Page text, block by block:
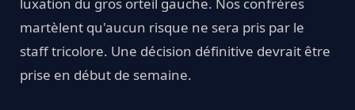
luxation du gros orteil gauche. Nos confrères
martèlent qu'aucun risque ne sera pris par le
staff tricolore. Une décision définitive devrait être
prise en début de semaine.